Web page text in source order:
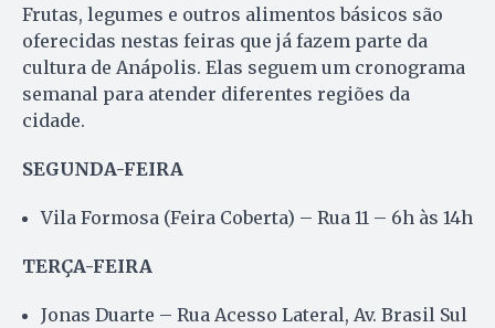
Frutas, legumes e outros alimentos básicos são
oferecidas nestas feiras que já fazem parte da
cultura de Anápolis. Elas seguem um cronograma
semanal para atender diferentes regiões da
cidade.
SEGUNDA-FEIRA
Vila Formosa (Feira Coberta) – Rua 11 – 6h às 14h
TERÇA-FEIRA
Jonas Duarte – Rua Acesso Lateral, Av. Brasil Sul